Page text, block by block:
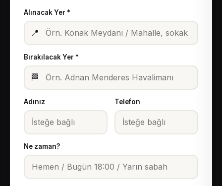
Alınacak Yer *
📍
Bırakılacak Yer *
🏁
Adınız Telefon
Ne zaman?